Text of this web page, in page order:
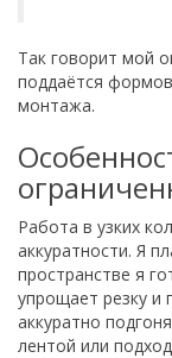
Так говорит мой
поддаётся
монтажа.
Работа в узких
аккуратности. Я
пространстве я
упрощает резку и
аккуратно
лентой или